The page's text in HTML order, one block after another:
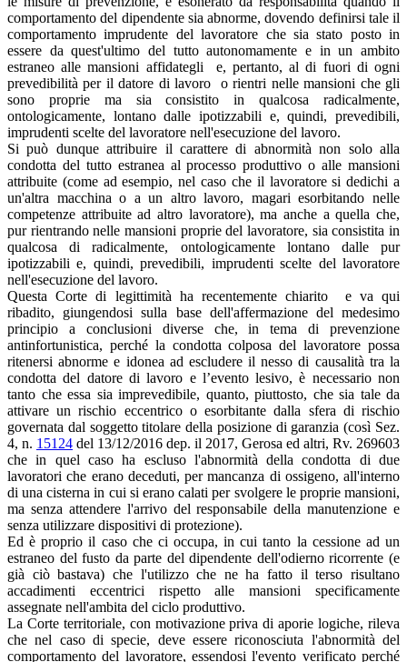
comportamento del dipendente sia abnorme, dovendo definirsi tale il
comportamento imprudente del lavoratore che sia stato posto in
essere da quest'ultimo del tutto autonomamente e in un ambito
estraneo alle mansioni affidategli e, pertanto, al di fuori di ogni
prevedibilità per il datore di lavoro o rientri nelle mansioni che gli
sono proprie ma sia consistito in qualcosa radicalmente,
ontologicamente, lontano dalle ipotizzabili e, quindi, prevedibili,
imprudenti scelte del lavoratore nell'esecuzione del lavoro.
Si può dunque attribuire il carattere di abnormità non solo alla
condotta del tutto estranea al processo produttivo o alle mansioni
attribuite (come ad esempio, nel caso che il lavoratore si dedichi a
un'altra macchina o a un altro lavoro, magari esorbitando nelle
competenze attribuite ad altro lavoratore), ma anche a quella che,
pur rientrando nelle mansioni proprie del lavoratore, sia consistita in
qualcosa di radicalmente, ontologicamente lontano dalle pur
ipotizzabili e, quindi, prevedibili, imprudenti scelte del lavoratore
nell'esecuzione del lavoro.
Questa Corte di legittimità ha recentemente chiarito e va qui
ribadito, giungendosi sulla base dell'affermazione del medesimo
principio a conclusioni diverse che, in tema di prevenzione
antinfortunistica, perché la condotta colposa del lavoratore possa
ritenersi abnorme e idonea ad escludere il nesso di causalità tra la
condotta del datore di lavoro e l’evento lesivo, è necessario non
tanto che essa sia imprevedibile, quanto, piuttosto, che sia tale da
attivare un rischio eccentrico o esorbitante dalla sfera di rischio
governata dal soggetto titolare della posizione di garanzia (così Sez.
4, n. 15124 del 13/12/2016 dep. il 2017, Gerosa ed altri, Rv. 269603
che in quel caso ha escluso l'abnormità della condotta di due
lavoratori che erano deceduti, per mancanza di ossigeno, all'interno
di una cisterna in cui si erano calati per svolgere le proprie mansioni,
ma senza attendere l'arrivo del responsabile della manutenzione e
senza utilizzare dispositivi di protezione).
Ed è proprio il caso che ci occupa, in cui tanto la cessione ad un
estraneo del fusto da parte del dipendente dell'odierno ricorrente (e
già ciò bastava) che l'utilizzo che ne ha fatto il terso risultano
accadimenti eccentrici rispetto alle mansioni specificamente
assegnate nell'ambita del ciclo produttivo.
La Corte territoriale, con motivazione priva di aporie logiche, rileva
che nel caso di specie, deve essere riconosciuta l'abnormità del
comportamento del lavoratore, essendosi l'evento verificato perché